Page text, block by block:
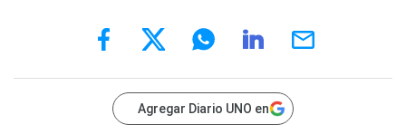
Agregar Diario UNO en